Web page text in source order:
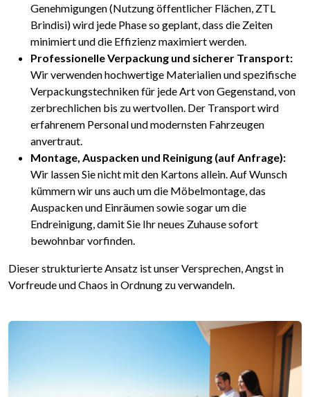
Genehmigungen (Nutzung öffentlicher Flächen, ZTL
Brindisi) wird jede Phase so geplant, dass die Zeiten
minimiert und die Effizienz maximiert werden.
Professionelle Verpackung und sicherer Transport:
Wir verwenden hochwertige Materialien und spezifische
Verpackungstechniken für jede Art von Gegenstand, von
zerbrechlichen bis zu wertvollen. Der Transport wird
erfahrenem Personal und modernsten Fahrzeugen
anvertraut.
Montage, Auspacken und Reinigung (auf Anfrage):
Wir lassen Sie nicht mit den Kartons allein. Auf Wunsch
kümmern wir uns auch um die Möbelmontage, das
Auspacken und Einräumen sowie sogar um die
Endreinigung, damit Sie Ihr neues Zuhause sofort
bewohnbar vorfinden.
Dieser strukturierte Ansatz ist unser Versprechen, Angst in
Vorfreude und Chaos in Ordnung zu verwandeln.